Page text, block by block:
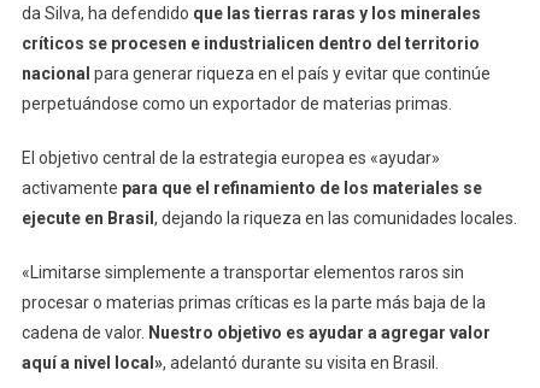
da Silva, ha defendido que las tierras raras y los minerales
críticos se procesen e industrialicen dentro del territorio
nacional para generar riqueza en el país y evitar que continúe
perpetuándose como un exportador de materias primas.
El objetivo central de la estrategia europea es «ayudar»
activamente para que el refinamiento de los materiales se
ejecute en Brasil , dejando la riqueza en las comunidades locales.
«Limitarse simplemente a transportar elementos raros sin
procesar o materias primas críticas es la parte más baja de la
cadena de valor. Nuestro objetivo es ayudar a agregar valor
aquí a nivel local», adelantó durante su visita en Brasil.